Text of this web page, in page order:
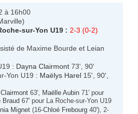
à 16h00
sur-Yon U19 : 2-3 (0-2)
de Maxime Bourde et Leian
: Dayna Clairmont 73', 90'
Yon U19 : Maëlys Harel 15', 90',
63', Maëlle Aubin 71' pour
Braud 67' pour La Roche-sur-Yon U19
Mignet (16-Chloé Frebourg 40'), 2-